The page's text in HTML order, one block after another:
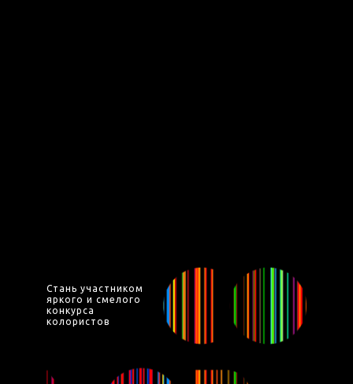
Cтань участником
яркого и смелого
конкурса
колористов